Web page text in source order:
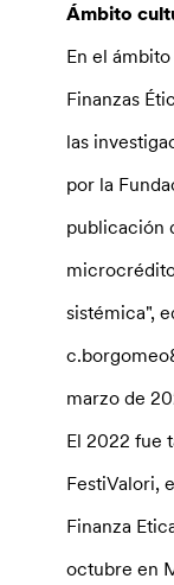
Ámbito
En el
Finanzas
las
por la
publicación
sistémica",
marzo de
El 2022 fue
FestiValori,
Finanza
octubre en